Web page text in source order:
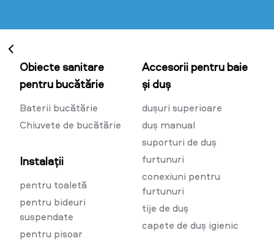
Obiecte sanitare
pentru bucătărie
Baterii bucătărie
Chiuvete de bucătărie
Instalații
pentru toaletă
pentru bideuri
suspendate
pentru pisoar
Accesorii pentru baie
și duș
dușuri superioare
duș manual
suporturi de duș
furtunuri
conexiuni pentru
furtunuri
tije de duș
capete de duș igienic